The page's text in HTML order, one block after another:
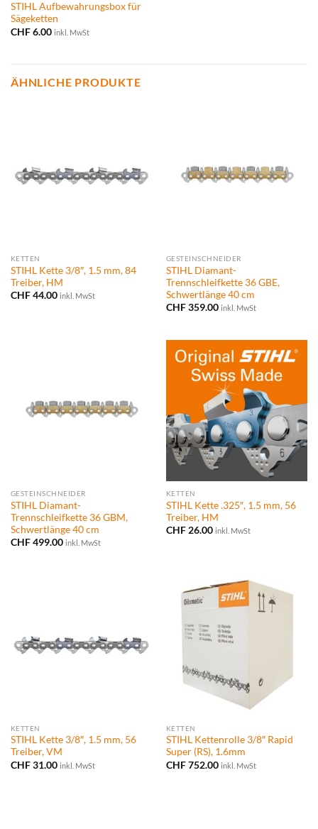
STIHL Aufbewahrungsbox für
Sägeketten
CHF6.00 inkl. MwSt
ÄHNLICHE PRODUKTE
KETTEN
STIHL Kette 3/8″, 1.5 mm, 84
Treiber, HM
CHF44.00 inkl. MwSt
GESTEINSCHNEIDER
STIHL Diamant-
Trennschleifkette 36 GBE,
Schwertlänge 40 cm
CHF359.00 inkl. MwSt
GESTEINSCHNEIDER
STIHL Diamant-
Trennschleifkette 36 GBM,
Schwertlänge 40 cm
CHF499.00 inkl. MwSt
KETTEN
STIHL Kette .325″, 1.5 mm, 56
Treiber, HM
CHF26.00 inkl. MwSt
KETTEN
STIHL Kette 3/8″, 1.5 mm, 56
Treiber, VM
CHF31.00 inkl. MwSt
KETTEN
STIHL Kettenrolle 3/8″ Rapid
Super (RS), 1.6mm
CHF752.00 inkl. MwSt